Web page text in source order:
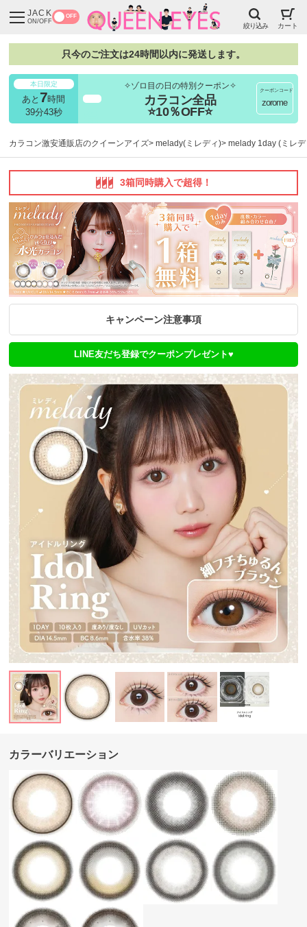
JACK
ON/OFF
OFF
絞り込み カート
只今のご注文は24時間以内に発送します。
本日限定
あと 7時間
39分42秒
✧ゾロ目の日の特別クーポン✧
カラコン全品
⭐10％OFF⭐
クーポンコード
zorome
カラコン激安通販店のクイーンアイズ melady(ミレディ) melady 1day (ミレ
3箱同時購入で超得！
キャンペーン注意事項
LINE友だち登録でクーポンプレゼント♥
カラーバリエーション